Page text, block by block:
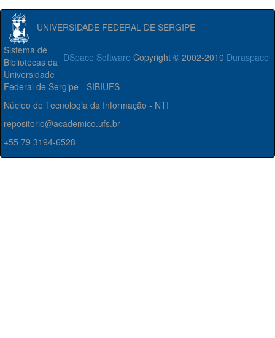
UNIVERSIDADE FEDERAL DE SERGIPE
DSpace Software Copyright © 2002-2010 Duraspace
Sistema de
Bibliotecas da
Universidade
Federal de Sergipe - SIBIUFS
Núcleo de Tecnologia da Informação - NTI
repositorio@academico.ufs.br
+55 79 3194-6528